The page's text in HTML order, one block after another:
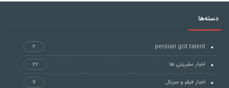
دسته‌ها
persian got talent
2
اخبار سلبریتی ها
22
اخبار فیلم و سریال
7